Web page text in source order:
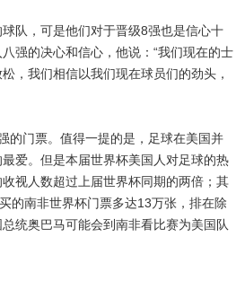
队，可是他们对于晋级8强也是信心十
强的决心和信心，他说：“我们现在的士
，我们相信以我们现在球员们的劲头，
门票。值得一提的是，足球在美国并
爱。但是本届世界杯美国人对足球的热
视人数超过上届世界杯同期的两倍；其
的南非世界杯门票多达13万张，排在除
统奥巴马可能会到南非看比赛为美国队